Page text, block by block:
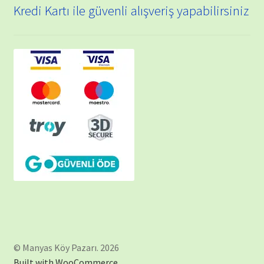
Kredi Kartı ile güvenli alışveriş yapabilirsiniz
© Manyas Köy Pazarı. 2026